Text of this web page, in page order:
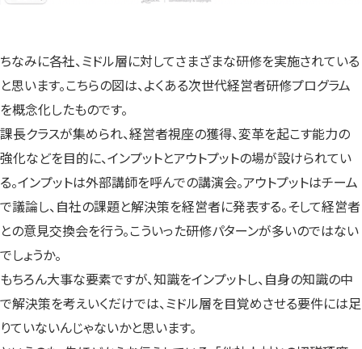
ちなみに各社、ミドル層に対してさまざまな研修を実施されている
と思います。こちらの図は、よくある次世代経営者研修プログラム
を概念化したものです。
課長クラスが集められ、経営者視座の獲得、変革を起こす能力の
強化などを目的に、インプットとアウトプットの場が設けられてい
る。インプットは外部講師を呼んでの講演会。アウトプットはチーム
で議論し、自社の課題と解決策を経営者に発表する。そして経営者
との意見交換会を行う。こういった研修パターンが多いのではない
でしょうか。
もちろん大事な要素ですが、知識をインプットし、自身の知識の中
で解決策を考えいくだけでは、ミドル層を目覚めさせる要件には足
りていないんじゃないかと思います。